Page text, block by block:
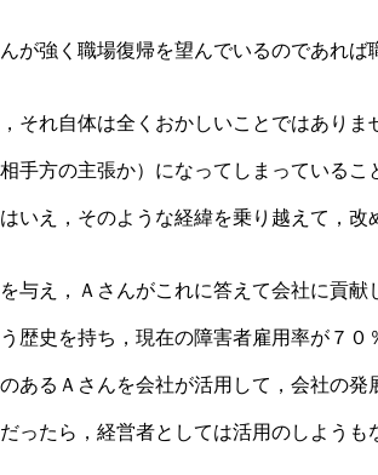
が強く職場復帰を望んでいるのであれ
それ自体は全くおかしいことではありま
方の主張か）になってしまっているこ
いえ，そのような経緯を乗り越えて，
え，Ａさんがこれに答えて会社に貢
史を持ち，現在の障害者雇用率が７０
あるＡさんを会社が活用して，会社の
ったら，経営者としては活用のしようも